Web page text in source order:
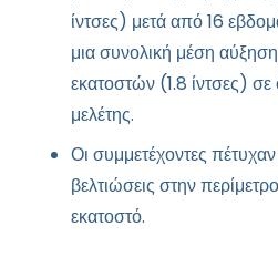
ίντσες) μετά από 16
μια συνολική μέση
εκατοστών (1.8 ίντσες) σε
μελέτης.
Οι συμμετέχοντες
βελτιώσεις στην
εκατοστό.